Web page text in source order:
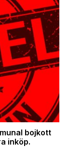
bojkott
inköp.